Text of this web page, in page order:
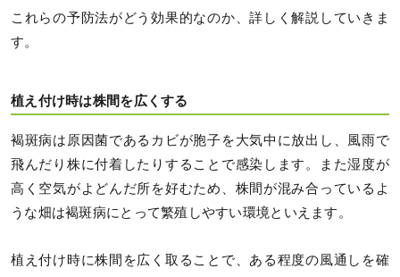
これらの予防法がどう効果的なのか、詳しく解説していきま
す。
植え付け時は株間を広くする
褐斑病は原因菌であるカビが胞子を大気中に放出し、風雨で
飛んだり株に付着したりすることで感染します。また湿度が
高く空気がよどんだ所を好むため、株間が混み合っているよ
うな畑は褐斑病にとって繁殖しやすい環境といえます。
植え付け時に株間を広く取ることで、ある程度の風通しを確